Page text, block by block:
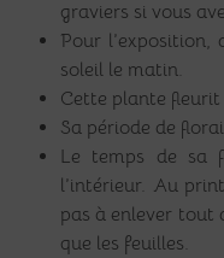
graviers si vous
Pour l’exposition,
soleil le matin.
Cette plante fleurit
Sa période de
Le temps de sa
l’intérieur. Au
pas à enlever tout
que les feuilles.